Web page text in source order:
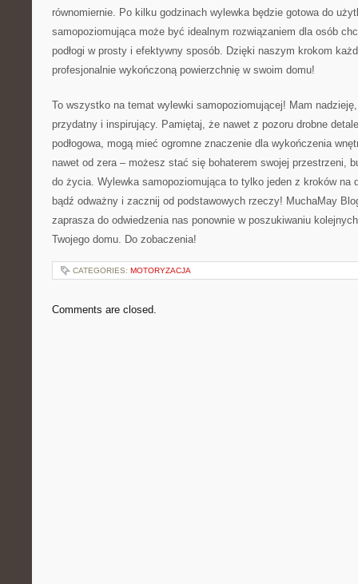
równomiernie.⁤ Po kilku godzinach wylewka będzie gotowa do
⁢samopoziomująca może być idealnym rozwiązaniem⁤ dla osób
podłogi ⁣w prosty i efektywny⁤ sposób.⁢ Dzięki naszym krokom
profesjonalnie wykończoną ⁤powierzchnię w swoim domu!
To wszystko na temat⁣ wylewki‌ samopoziomującej! Mam nadzieję,‍
przydatny i ​inspirujący. Pamiętaj, że nawet z pozoru‍ drobne⁢
podłogowa,⁣ mogą mieć ogromne znaczenie ⁢dla ‍wykończenia
nawet od zera – ⁣możesz ‌stać się bohaterem swojej ⁣przestrzeni,
do życia. Wylewka samopoziomująca to tylko jeden z kroków na
⁢bądź odważny i zacznij od podstawowych rzeczy! MuchaMay
zaprasza do odwiedzenia ⁤nas ⁢ponownie w poszukiwaniu
Twojego domu. Do zobaczenia!
CATEGORIES: MOTORYZACJA
Comments are closed.